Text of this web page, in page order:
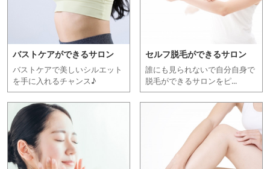
バストケアができるサロン
バストケアで美しいシルエット
を手に入れるチャンス♪
セルフ脱毛ができるサロン
誰にも見られないで自分自身で
脱毛ができるサロンをピ...